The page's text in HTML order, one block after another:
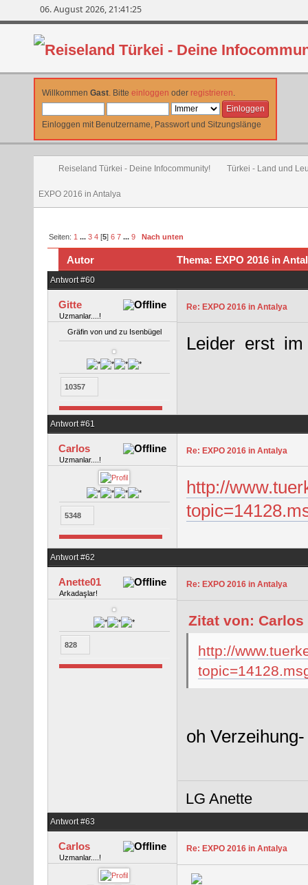
06. August 2026, 21:41:25
Willkommen Gast. Bitte einloggen oder registrieren.
Einloggen mit Benutzername, Passwort und Sitzungslänge
Reiseland Türkei - Deine Infocommunity! Türkei - Land und
EXPO 2016 in Antalya
Seiten: 1 ...3 4 [5]6 7 ...9 Nach unten
Autor Thema: EXPO 2016 in
Antwort #60
Gitte
Uzmanlar....!
Gräfin von und zu Isenbügel
10357
Re: EXPO 2016 in Antalya
Leider erst im
Antwort #61
Carlos
Uzmanlar....!
5348
Re: EXPO 2016 in Antalya
http://
Antwort #62
Anette01
Arkadaşlar!
828
Re: EXPO 2016 in Antalya
Zitat von: Carlos
http://
oh
LG Anette
Antwort #63
Carlos
Uzmanlar....!
Re: EXPO 2016 in Antalya